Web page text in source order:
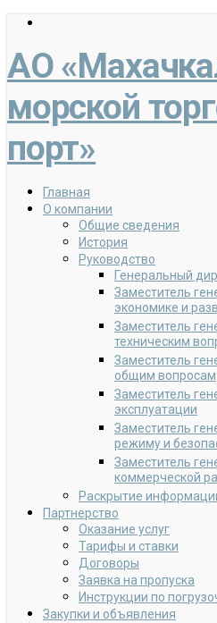
АО
морской
порт»
Главная
О компании
Общие сведения
История
Руководство
Генеральный
Заместитель
экономике и
Заместитель
техническим
Заместитель
общим вопросам
Заместитель
эксплуатации
Заместитель
режиму и
Заместитель
коммерческой
Раскрытие
Партнерство
Оказание услуг
Тарифы и ставки
Договоры
Заявка на пропуска
Инструкции по
Закупки и объявления